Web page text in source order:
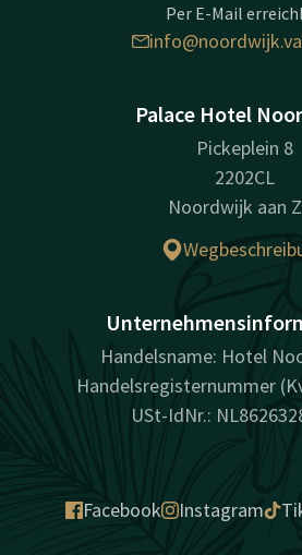
Per E-Mail
Palace Hotel
Pickeplein 8
2202CL
Noordwijk aan
Handelsname: Hotel
Handelsregisternummer
USt-IdNr.:
Facebook Instagram